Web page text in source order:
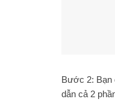
Bước 2: Bạn
dẫn cả 2